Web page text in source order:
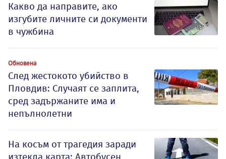
Какво да направите, ако
изгубите личните си документи
в чужбина
Обновена
След жестокото убийство в
Пловдив: Случаят се заплита,
сред задържаните има и
непълнолетни
На косъм от трагедия заради